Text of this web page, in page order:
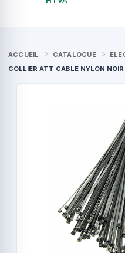
ACCUEIL CATALOGUE
COLLIER ATT CABLE NYLON